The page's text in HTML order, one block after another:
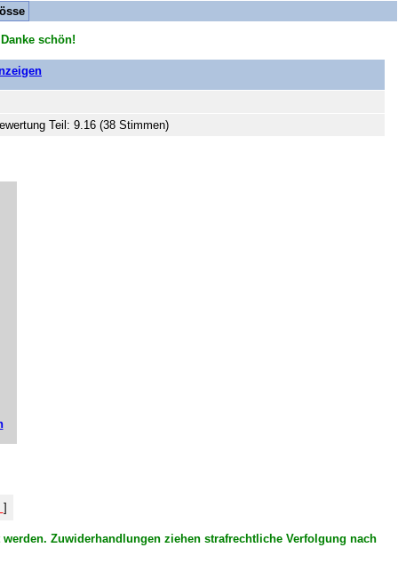
schön!
Teil: 9.16 (38 Stimmen)
]
Zuwiderhandlungen ziehen strafrechtliche Verfolgung nach